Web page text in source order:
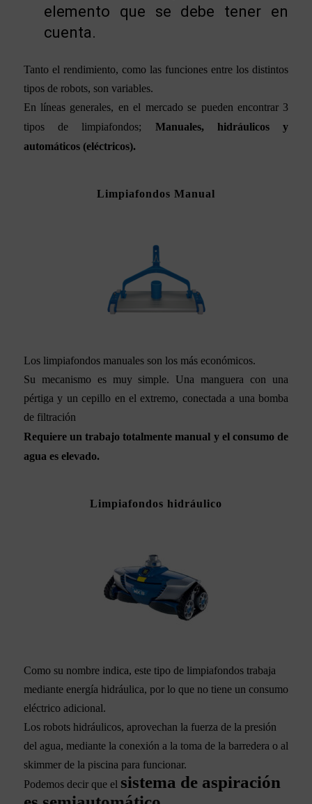
elemento que se debe tener en
cuenta.
Tanto el rendimiento, como las funciones entre los distintos
tipos de robots, son variables.
En líneas generales, en el mercado se pueden encontrar 3
tipos de limpiafondos; Manuales, hidráulicos y
automáticos (eléctricos).
Limpiafondos Manual
Los limpiafondos manuales son los más económicos.
Su mecanismo es muy simple. Una manguera con una
pértiga y un cepillo en el extremo, conectada a una bomba
de filtración
Requiere un trabajo totalmente manual y el consumo de
agua es elevado.
Limpiafondos hidráulico
Como su nombre indica, este tipo de limpiafondos trabaja
mediante energía hidráulica, por lo que no tiene un consumo
eléctrico adicional.
Los robots hidráulicos, aprovechan la fuerza de la presión
del agua, mediante la conexión a la toma de la barredera o al
skimmer de la piscina para funcionar.
Podemos decir que el sistema de aspiración